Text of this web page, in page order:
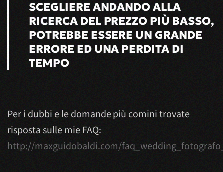
SCEGLIERE ANDANDO ALLA
RICERCA DEL PREZZO PIÙ BASSO,
POTREBBE ESSERE UN GRANDE
ERRORE ED UNA PERDITA DI
TEMPO
Per i dubbi e le domande più comini trovate
risposta sulle mie FAQ:
http://maxguidobaldi.com/